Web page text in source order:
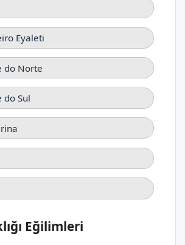
Eyaleti
do Norte
do Sul
Eğilimleri